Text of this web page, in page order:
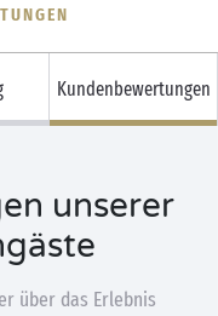
Kundenbewertungen
unserer
über das Erlebnis